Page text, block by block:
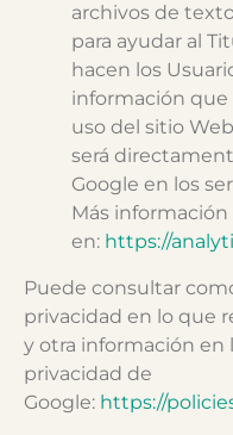
archivos de
para ayudar al
hacen los
información que
uso del sitio
será
Google en los
Más información
en: https://
Puede consultar
privacidad en lo que
y otra información en
privacidad de
Google: https://